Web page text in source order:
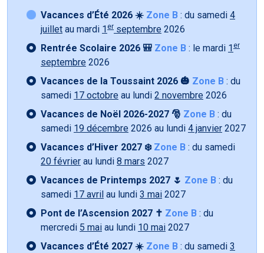
Vacances d’Été 2026 ☀️ Zone B : du samedi 4
juillet au mardi 1 er septembre 2026
Rentrée Scolaire 2026 🎒 Zone B : le mardi 1 er
septembre 2026
Vacances de la Toussaint 2026 🎃 Zone B : du
samedi 17 octobre au lundi 2 novembre 2026
Vacances de Noël 2026-2027 🎅 Zone B : du
samedi 19 décembre 2026 au lundi 4 janvier 2027
Vacances d’Hiver 2027 ❄️ Zone B : du samedi
20 février au lundi 8 mars 2027
Vacances de Printemps 2027 🌷 Zone B : du
samedi 17 avril au lundi 3 mai 2027
Pont de l’Ascension 2027 ✝️ Zone B : du
mercredi 5 mai au lundi 10 mai 2027
Vacances d’Été 2027 ☀️ Zone B : du samedi 3